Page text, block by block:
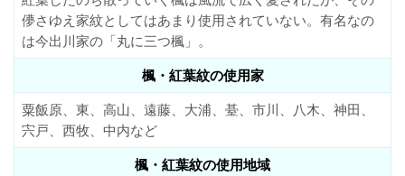
儚さゆえ家紋としてはあまり使用されていない。有名なの
は今出川家の「丸に三つ楓」。
楓・紅葉紋の使用家
粟飯原、東、高山、遠藤、大浦、䑓、市川、八木、神田、
宍戸、西牧、中内など
楓・紅葉紋の使用地域